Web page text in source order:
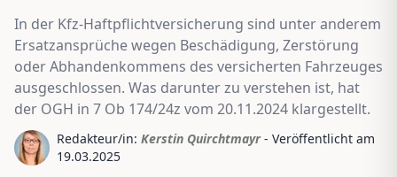
In der Kfz-Haftpflichtversicherung sind unter anderem
Ersatzansprüche wegen Beschädigung, Zerstörung
oder Abhandenkommens des versicherten Fahrzeuges
ausgeschlossen. Was darunter zu verstehen ist, hat
der OGH in 7 Ob 174/24z vom 20.11.2024 klargestellt.
Redakteur/in: Kerstin Quirchtmayr - Veröffentlicht am
19.03.2025